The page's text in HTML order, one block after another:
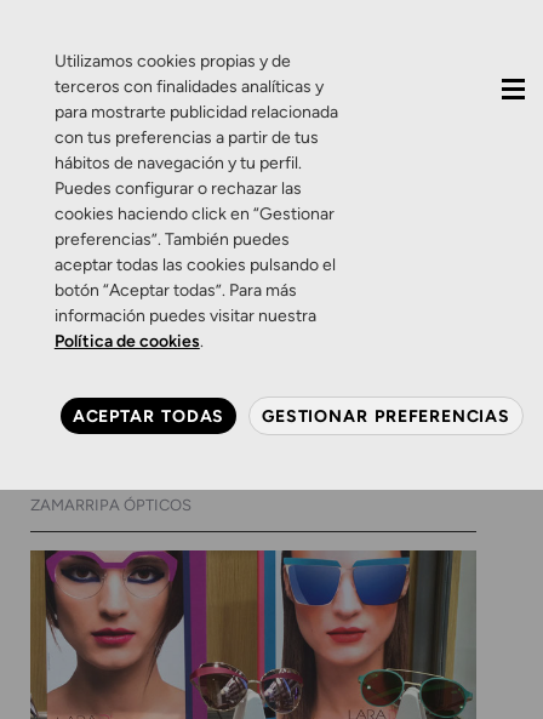
Etiqueta:Gafas
coloridas
Productos Salud Visual
Gafas Lara D’, creatividad y
belleza para tus ojos
ZAMARRIPA ÓPTICOS
Utilizamos cookies propias y de
terceros con finalidades analíticas y
para mostrarte publicidad relacionada
con tus preferencias a partir de tus
hábitos de navegación y tu perfil.
Puedes configurar o rechazar las
cookies haciendo click en “Gestionar
preferencias”. También puedes
aceptar todas las cookies pulsando el
botón “Aceptar todas”. Para más
información puedes visitar nuestra
Política de cookies.
ACEPTAR TODAS GESTIONAR PREFERENCIAS